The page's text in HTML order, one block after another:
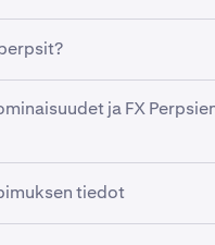
ikuisia sopimuksia, jotka
kohdeindeksiin.
markkinoiden
ja FX
kohdeindeksin data
tiedot